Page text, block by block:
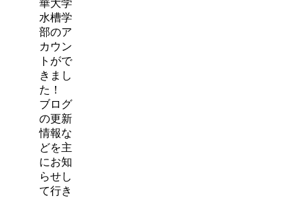
華大学
水槽学
部のア
カウン
トがで
きまし
た！
ブログ
の更新
情報な
どを主
にお知
らせし
て行き